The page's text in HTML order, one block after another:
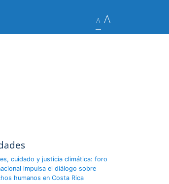
A A
cuidado y justicia climática: foro
impulsa el diálogo sobre
humanos en Costa Rica